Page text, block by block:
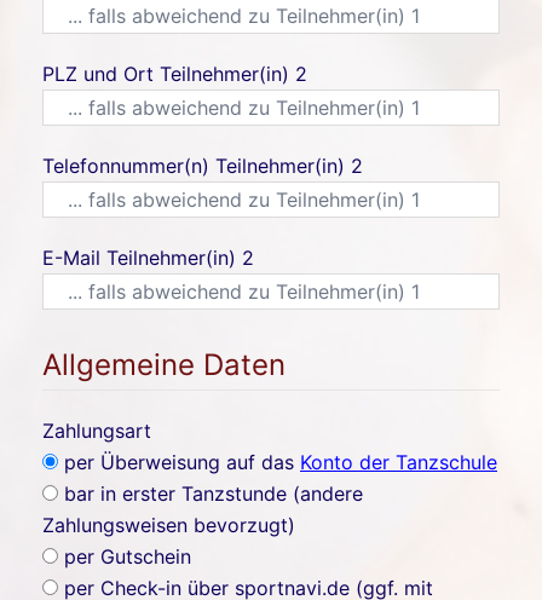
PLZ und Ort Teilnehmer(in) 2
Telefonnummer(n) Teilnehmer(in) 2
E-Mail Teilnehmer(in) 2
Allgemeine Daten
Zahlungsart
per Überweisung auf das Konto der Tanzschule
bar in erster Tanzstunde (andere
Zahlungsweisen bevorzugt)
per Gutschein
per Check-in über sportnavi.de (ggf. mit